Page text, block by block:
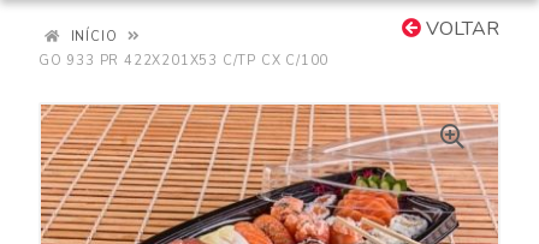
VOLTAR
INÍCIO
GO 933 PR 422X201X53 C/TP CX C/100